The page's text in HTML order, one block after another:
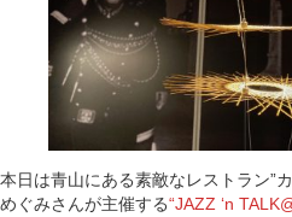
本日は青山にある素敵なレストラン”
めぐみさんが主催する“JAZZ ‘n